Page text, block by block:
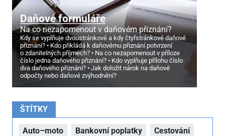
Daňové formuláře
Na co nezapomenout v daňovém přiznání?
Kdy se vyplňuje dvoustránkové a kdy čtyřstránkové daňové
přiznání?
Kdo přikládá k daňovému přiznání potvrzení
o zdanitelných příjmech?
Na co nezapomenout v příloze
číslo jedna daňového přiznání?
Kdo vyplňuje přílohu číslo
dva daňového přiznání?
Jak doložit nárok na daňové
odpočty nebo daňové zvýhodnění?
ŠTÍTKY
Auto–moto Bankovní poplatky
Cestování